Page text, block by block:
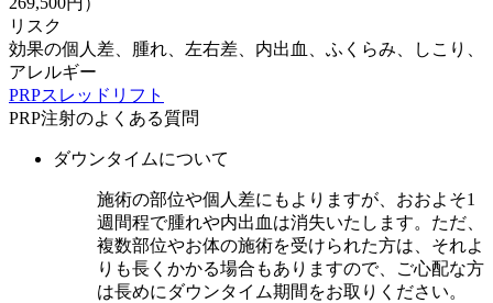
リスク
効果の個人差、腫れ、左右差、内出血、ふくらみ、しこり、
アレルギー
PRPスレッドリフト
PRP注射のよくある質問
ダウンタイムについて
施術の部位や個人差にもよりますが、おおよそ1
週間程で腫れや内出血は消失いたします。ただ、
複数部位やお体の施術を受けられた方は、それよ
りも長くかかる場合もありますので、ご心配な方
は長めにダウンタイム期間をお取りください。